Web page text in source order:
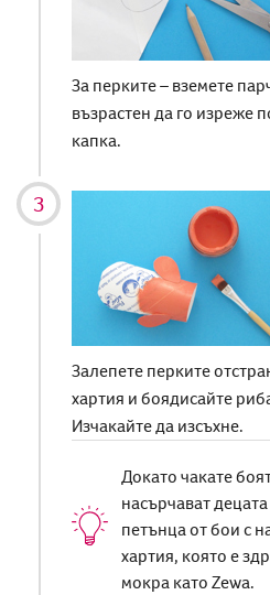
За перките – вземете
възрастен да го изреже
капка.
Залепете перките
хартия и боядисайте
Изчакайте да изсъхне.
Докато чакате
насърчават
петънца от бои с
хартия, която е
мокра като Zewa.